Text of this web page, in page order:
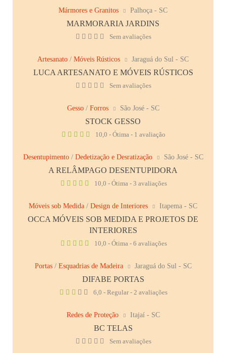
Mármores e Granitos Palhoça - SC
MARMORARIA JARDINS
Sem avaliações
Artesanato / Móveis Rústicos Jaraguá do Sul - SC
LUCA ARTESANATO E MÓVEIS RÚSTICOS
Sem avaliações
Gesso/ Forros São José - SC
STOCK GESSO
10,0 - Ótima - 1 avaliação
Desentupimento/ Dedetização e Desratização São José - SC
A RELÂMPAGO DESENTUPIDORA
10,0 - Ótima - 3 avaliações
Móveis sob Medida / Design de Interiores Itapema - SC
OCCA MÓVEIS SOB MEDIDA E PROJETOS DE
INTERIORES
10,0 - Ótima - 6 avaliações
Portas/ Esquadrias de Madeira Jaraguá do Sul - SC
DIFABE PORTAS
6,0 - Regular - 2 avaliações
Redes de Proteção Itajaí - SC
BC TELAS
Sem avaliações